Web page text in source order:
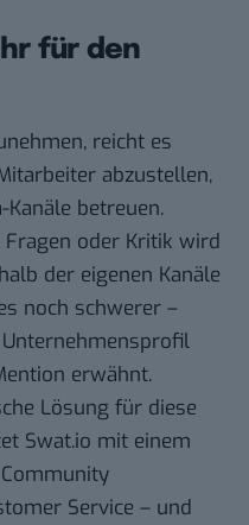
für den
reicht es
abzustellen,
Kanäle betreuen.
Fragen oder Kritik wird
der eigenen Kanäle
noch schwerer –
erwähnt.
Lösung für diese
Swat.io mit einem
Service – und